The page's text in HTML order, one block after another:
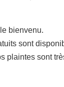
bienvenu.
sont
plaintes sont